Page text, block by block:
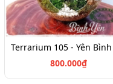
800.000₫